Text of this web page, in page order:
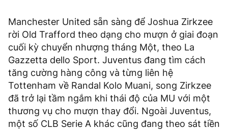
Manchester United sẵn sàng để Joshua Zirkzee
rời Old Trafford theo dạng cho mượn ở giai đoạn
cuối kỳ chuyển nhượng tháng Một, theo La
Gazzetta dello Sport. Juventus đang tìm cách
tăng cường hàng công và từng liên hệ
Tottenham về Randal Kolo Muani, song Zirkzee
đã trở lại tầm ngắm khi thái độ của MU với một
thương vụ cho mượn thay đổi. Ngoài Juventus,
một số CLB Serie A khác cũng đang theo sát tiền